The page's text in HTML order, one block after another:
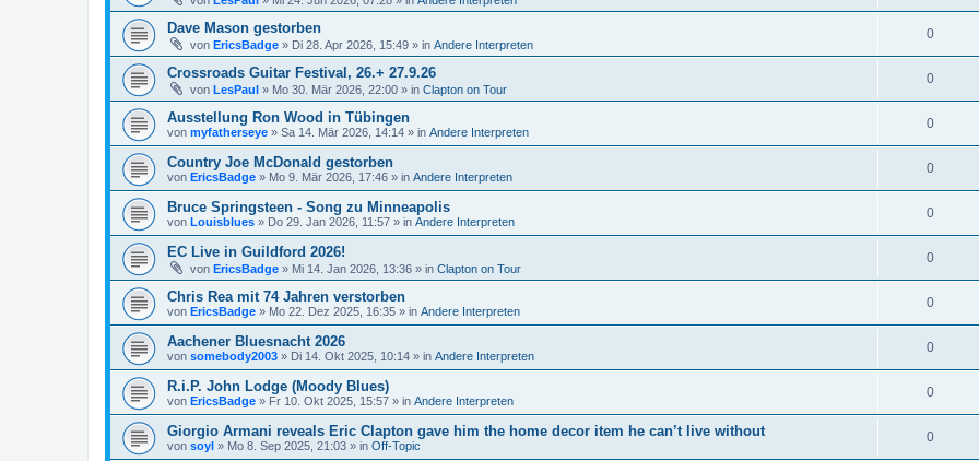
Dave Mason gestorben
von EricsBadge » Di 28. Apr 2026, 15:49 » in Andere Interpreten
0
Crossroads Guitar Festival, 26.+ 27.9.26
von LesPaul » Mo 30. Mär 2026, 22:00 » in Clapton on Tour
0
Ausstellung Ron Wood in Tübingen
von myfatherseye » Sa 14. Mär 2026, 14:14 » in Andere Interpreten
0
Country Joe McDonald gestorben
von EricsBadge » Mo 9. Mär 2026, 17:46 » in Andere Interpreten
0
Bruce Springsteen - Song zu Minneapolis
von Louisblues » Do 29. Jan 2026, 11:57 » in Andere Interpreten
0
EC Live in Guildford 2026!
von EricsBadge » Mi 14. Jan 2026, 13:36 » in Clapton on Tour
0
Chris Rea mit 74 Jahren verstorben
von EricsBadge » Mo 22. Dez 2025, 16:35 » in Andere Interpreten
0
Aachener Bluesnacht 2026
von somebody2003 » Di 14. Okt 2025, 10:14 » in Andere Interpreten
0
R.i.P. John Lodge (Moody Blues)
von EricsBadge » Fr 10. Okt 2025, 15:57 » in Andere Interpreten
0
Giorgio Armani reveals Eric Clapton gave him the home decor item he can’t live without
von soyl » Mo 8. Sep 2025, 21:03 » in Off-Topic
0